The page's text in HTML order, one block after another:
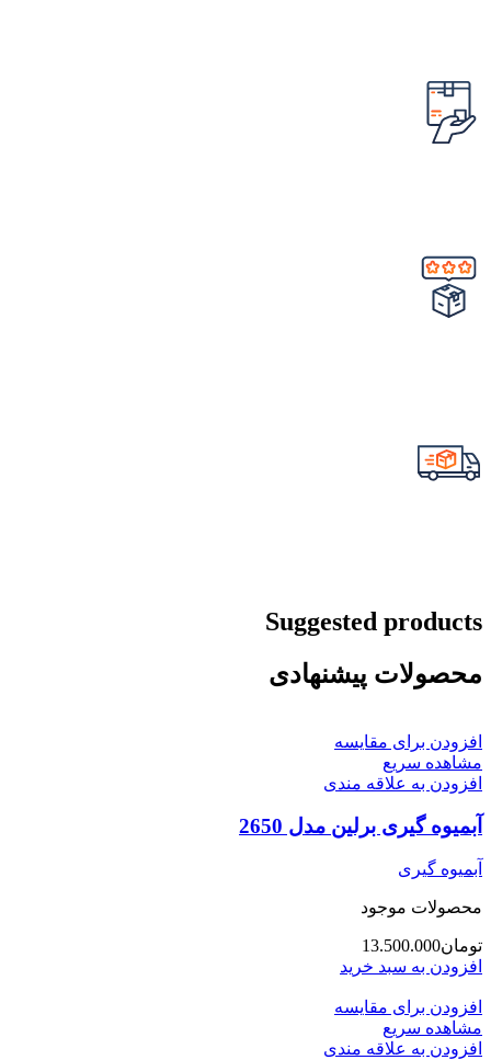
Suggested products
محصولات پیشنهادی
افزودن برای مقایسه
مشاهده سریع
افزودن به علاقه مندی
آبمیوه گیری برلین مدل 2650
آبمیوه گیری
محصولات موجود
تومان13.500.000
افزودن به سبد خرید
افزودن برای مقایسه
مشاهده سریع
افزودن به علاقه مندی